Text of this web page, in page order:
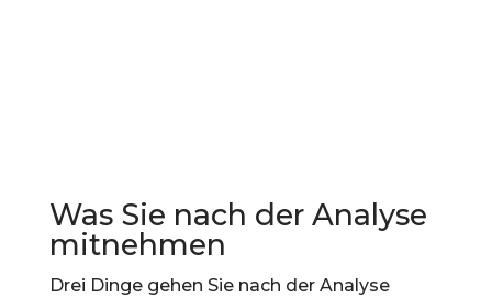
Was Sie nach der Analyse
mitnehmen
Drei Dinge gehen Sie nach der Analyse